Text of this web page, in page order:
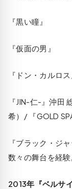
『黒い瞳』
『仮面の男』
『ドン・カルロス
『JIN-仁-』沖田
希）/ 『GOLD
『ブラック・ジ
数々の舞台を経験
2013年『ベルサ